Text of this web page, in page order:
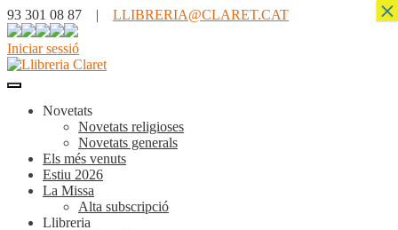
93 301 08 87 | LLIBRERIA@CLARET.CAT
Iniciar sessió
Novetats
Novetats religioses
Novetats generals
Els més venuts
Estiu 2026
La Missa
Alta subscripció
Llibreria
×